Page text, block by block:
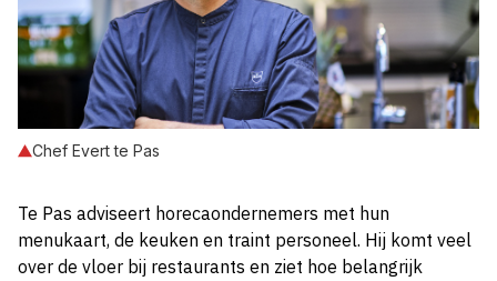
Chef Evert te Pas
Te Pas adviseert horecaondernemers met hun
menukaart, de keuken en traint personeel. Hij komt veel
over de vloer bij restaurants en ziet hoe belangrijk